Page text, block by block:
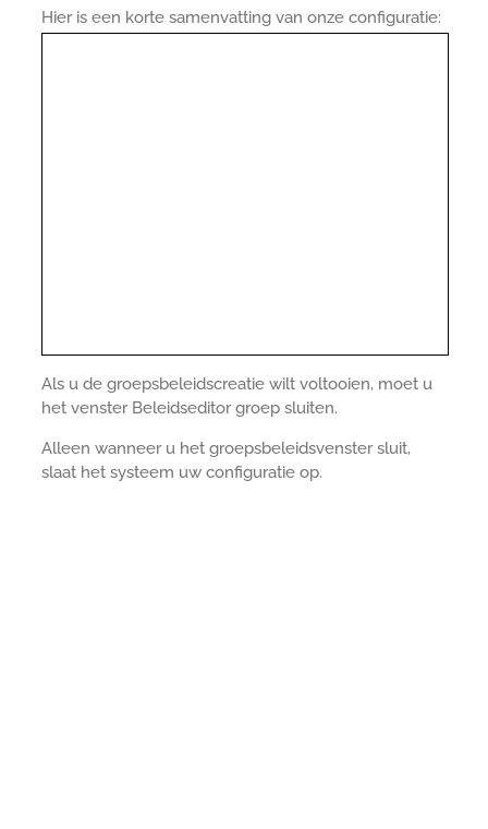
Hier is een korte samenvatting van onze configuratie:
Als u de groepsbeleidscreatie wilt voltooien, moet u
het venster Beleidseditor groep sluiten.
Alleen wanneer u het groepsbeleidsvenster sluit,
slaat het systeem uw configuratie op.